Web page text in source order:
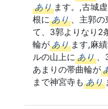
あり ます。,古城
根に あり 、主郭の
て、3郭よりなり2
輪が あり ます,麻
ルの山上に あり 、
あまりの帯曲輪が
まで神宮寺も あり